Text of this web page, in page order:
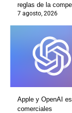
reglas de la
7 agosto, 2026
Apple y OpenAI
comerciales